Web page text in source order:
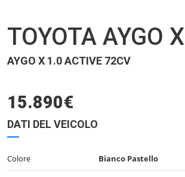
TOYOTA AYGO X
AYGO X 1.0 ACTIVE 72CV
15.890€
DATI DEL VEICOLO
Colore Bianco Pastello